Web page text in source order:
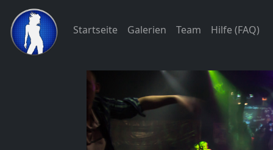
Startseite Galerien Team Hilfe (FAQ)